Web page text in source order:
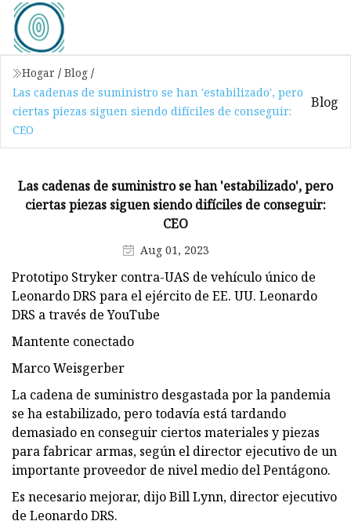
Hogar / Blog /
Las cadenas de suministro se han 'estabilizado', pero
ciertas piezas siguen siendo difíciles de conseguir:
CEO
Blog
Las cadenas de suministro se han 'estabilizado', pero
ciertas piezas siguen siendo difíciles de conseguir:
CEO
Aug 01, 2023
Prototipo Stryker contra-UAS de vehículo único de
Leonardo DRS para el ejército de EE. UU. Leonardo
DRS a través de YouTube
Mantente conectado
Marco Weisgerber
La cadena de suministro desgastada por la pandemia
se ha estabilizado, pero todavía está tardando
demasiado en conseguir ciertos materiales y piezas
para fabricar armas, según el director ejecutivo de un
importante proveedor de nivel medio del Pentágono.
Es necesario mejorar, dijo Bill Lynn, director ejecutivo
de Leonardo DRS.